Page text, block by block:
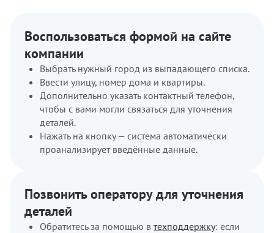
Воспользоваться формой на сайте
компании
Выбрать нужный город из выпадающего списка.
Ввести улицу, номер дома и квартиры.
Дополнительно указать контактный телефон,
чтобы с вами могли связаться для уточнения
деталей.
Нажать на кнопку — система автоматически
проанализирует введённые данные.
Позвонить оператору для уточнения
деталей
Обратитесь за помощью в техподдержку: если